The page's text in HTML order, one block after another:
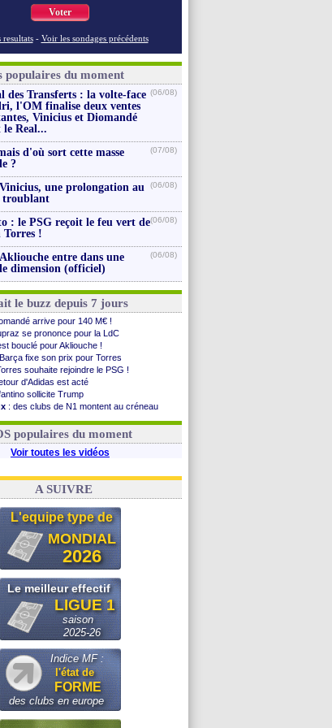
Voter
resultats - Voir les sondages précédents
populaires du moment
des Transferts : la volte-face
l'OM finalise deux ventes
Vinicius et Diomandé
le Real...
(06/08)
d'où sort cette masse
?
(07/08)
une prolongation au
(06/08)
: le PSG reçoit le feu vert de
Torres !
(06/08)
entre dans une
dimension (officiel)
(06/08)
le buzz depuis 7 jours
arrive pour 140 M€ !
se prononce pour la LdC
bouclé pour Akliouche !
fixe son prix pour Torres
souhaite rejoindre le PSG !
d'Adidas est acté
sollicite Trump
: des clubs de N1 montent au créneau
de Leipzig pour Diomandé
populaires du moment
Voir toutes les vidéos
A SUIVRE
L'equipe type de
MONDIAL
2026
Le meilleur effectif
LIGUE 1
saison
2025-26
Indice MF :
l'état de
FORME
des clubs en europe